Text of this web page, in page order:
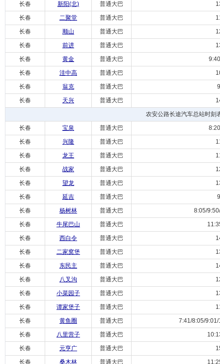
长春
新阳(北) 普通大巴
长春
二聚堂 普通大巴
长春
顺山 普通大巴
长春
前进 普通大巴
长春
黄金 普通大巴
9:40/
长春
洼中高 普通大巴
长春
翁克 普通大巴
长春
天兴 普通大巴
农安公路长途汽车总站时刻
长春
宝泉 普通大巴
8:20/
长春
兴隆 普通大巴
长春
龙王 普通大巴
长春
战家 普通大巴
长春
望龙 普通大巴
长春
延吉 普通大巴
长春
杨树林 普通大巴
8:05/9:50/
长春
牛尾巴山 普通大巴
长春
西白令 普通大巴
长春
二家窝堡 普通大巴
长春
东民主 普通大巴
长春
八叉沟 普通大巴
长春
小菜园子 普通大巴
长春
谭家堡子 普通大巴
长春
黄鱼圈 普通大巴
7:41/8:05/9:01/
长春
八里营子 普通大巴
长春
元亨广 普通大巴
长春
桑木林 普通大巴